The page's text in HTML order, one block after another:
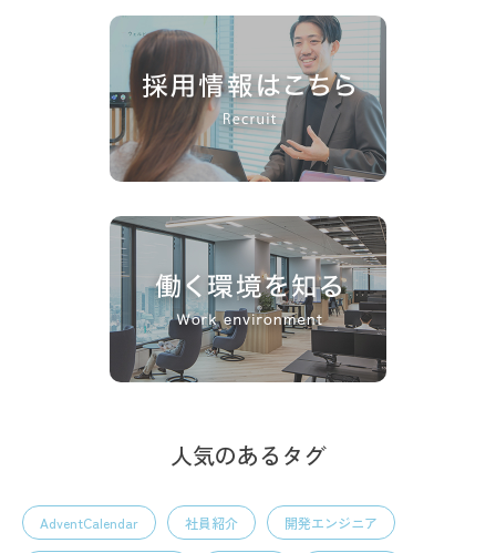
人気のあるタグ
AdventCalendar 社員紹介 開発エンジニア